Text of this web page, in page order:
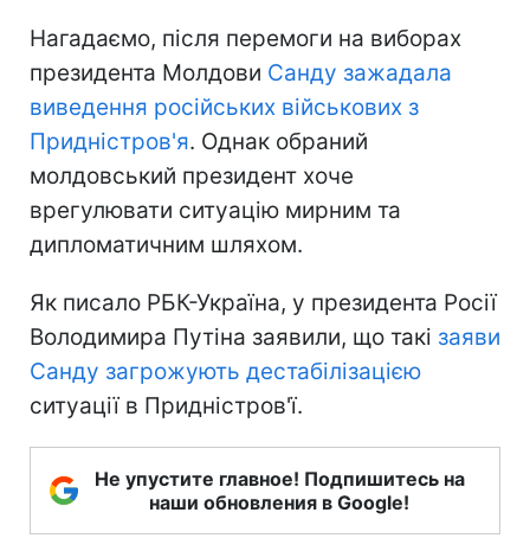
Нагадаємо, після перемоги на виборах
президента Молдови Санду зажадала
виведення російських військових з
Придністров'я. Однак обраний
молдовський президент хоче
врегулювати ситуацію мирним та
дипломатичним шляхом.
Як писало РБК-Україна, у президента Росії
Володимира Путіна заявили, що такі заяви
Санду загрожують дестабілізацією
ситуації в Придністров'ї.
Не упустите главное! Подпишитесь на
наши обновления в Google!